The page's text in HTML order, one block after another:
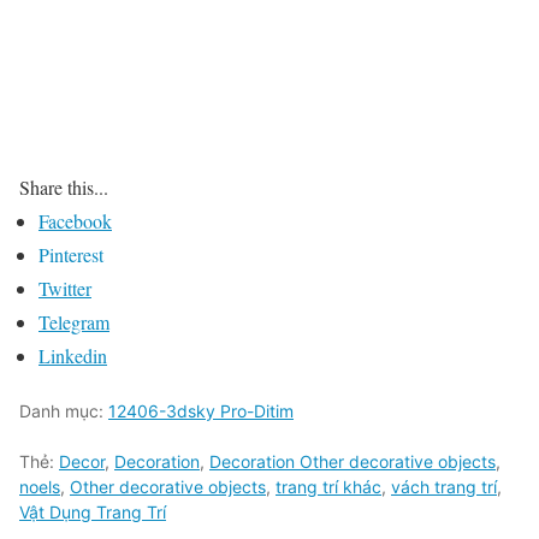
Share this...
Facebook
Pinterest
Twitter
Telegram
Linkedin
Danh mục: 12406-3dsky Pro-Ditim
Thẻ: Decor, Decoration, Decoration Other decorative objects,
noels, Other decorative objects, trang trí khác, vách trang trí,
Vật Dụng Trang Trí